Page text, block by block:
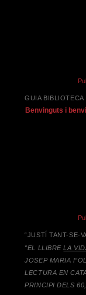
GUIA BIBLIOTECA
Benvinguts i
“JUSTÍ TANT-SE-
“EL LLIBRELA
JOSEP MARIA
LECTURA EN
PRINCIPI DELS